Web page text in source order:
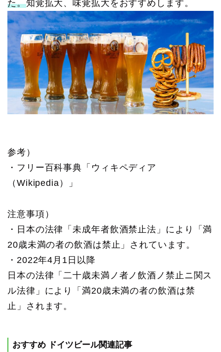
た。知覚拡大、味覚拡大をおすすめします。
参考）
・フリー百科事典「ウィキペディア
（Wikipedia）」
注意事項）
・日本の法律「未成年者飲酒禁止法」により「満
20歳未満の者の飲酒は禁止」されています。
・2022年4月1日以降
日本の法律「二十歳未満ノ者ノ飲酒ノ禁止ニ関ス
ル法律」により「満20歳未満の者の飲酒は禁
止」されます。
おすすめ ドイツビール関連記事